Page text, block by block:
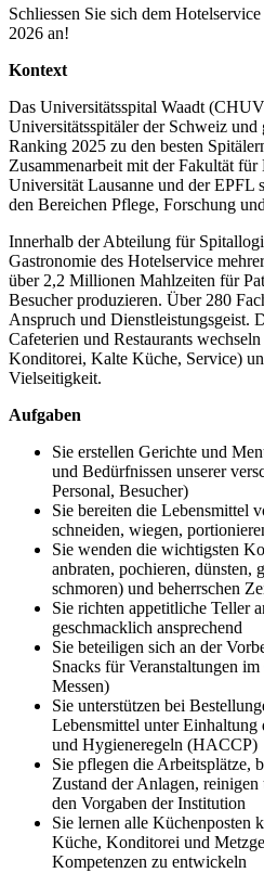
Schliessen Sie sich dem
2026 an!
Kontext
Das Universitätsspital Waadt
Universitätsspitäler der Schweiz
Ranking 2025 zu den besten
Zusammenarbeit mit der Fakultät
Universität Lausanne und der EPFL
den Bereichen Pflege, Forschung
Innerhalb der Abteilung für
Gastronomie des Hotelservice
über 2,2 Millionen Mahlzeiten für
Besucher produzieren. Über 280
Anspruch und Dienstleistungsgeist.
Cafeterien und Restaurants
Konditorei, Kalte Küche, Service)
Vielseitigkeit.
Aufgaben
Sie erstellen Gerichte und
und Bedürfnissen unserer
Personal, Besucher)
Sie bereiten die Lebensmittel
schneiden, wiegen,
Sie wenden die wichtigsten
anbraten, pochieren, dünsten,
schmoren) und beherrschen
Sie richten appetitliche Teller
geschmacklich ansprechend
Sie beteiligen sich an der
Snacks für Veranstaltungen
Messen)
Sie unterstützen bei
Lebensmittel unter Einhaltung
und Hygieneregeln (HACCP)
Sie pflegen die Arbeitsplätze,
Zustand der Anlagen,
den Vorgaben der Institution
Sie lernen alle Küchenposten
Küche, Konditorei und
Kompetenzen zu entwickeln